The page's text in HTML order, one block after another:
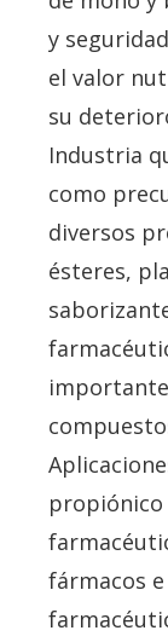
y
el valor
su
Industria
como
diversos
ésteres,
fármacos